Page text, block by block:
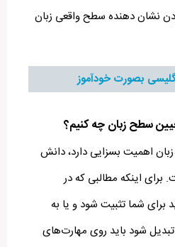
نشان دهنده سطح واقعی زبان
بصورت خودآموز
سطح زبان چه کنیم؟
اهمیت بسزایی دارد، دانش
اینکه مطالبی که در
برای شما تثبیت شود و یا به
شود باید روی مهارت‌های